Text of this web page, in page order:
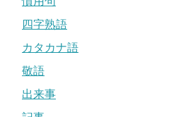
四字熟語
カタカナ語
敬語
出来事